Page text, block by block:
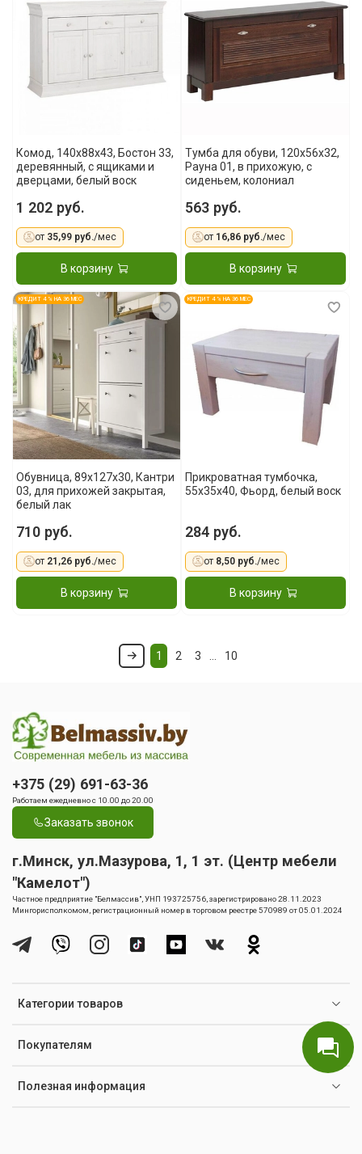
Комод, 140x88x43, Бостон 33,
деревянный, с ящиками и
дверцами, белый воск
1 202 руб.
от 35,99 руб./мес
В корзину
Тумба для обуви, 120x56x32,
Рауна 01, в прихожую, с
сиденьем, колониал
563 руб.
от 16,86 руб./мес
В корзину
КРЕДИТ 4 % НА 36 МЕС
Обувница, 89х127х30, Кантри
03, для прихожей закрытая,
белый лак
710 руб.
от 21,26 руб./мес
В корзину
КРЕДИТ 4 % НА 36 МЕС
Прикроватная тумбочка,
55x35x40, Фьорд, белый воск
284 руб.
от 8,50 руб./мес
В корзину
1 2 3 … 10
Категории товаров
Покупателям
Полезная информация
+375 (29) 691-63-36
Работаем ежедневно с 10.00 до 20.00
Заказать звонок
г.Минск, ул.Мазурова, 1, 1 эт. (Центр мебели
"Камелот")
Частное предприятие "Белмассив", УНП 193725756, зарегистрировано 28.11.2023
Мингорисполкомом, регистрационный номер в торговом реестре 570989 от 05.01.2024